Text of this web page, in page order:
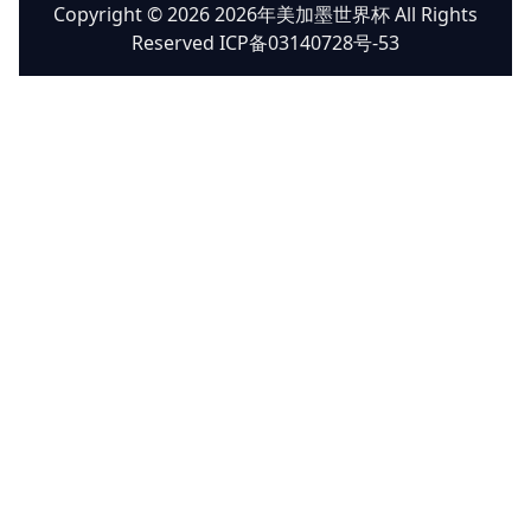
Copyright © 2026 2026年美加墨世界杯 All Rights
Reserved ICP备03140728号-53